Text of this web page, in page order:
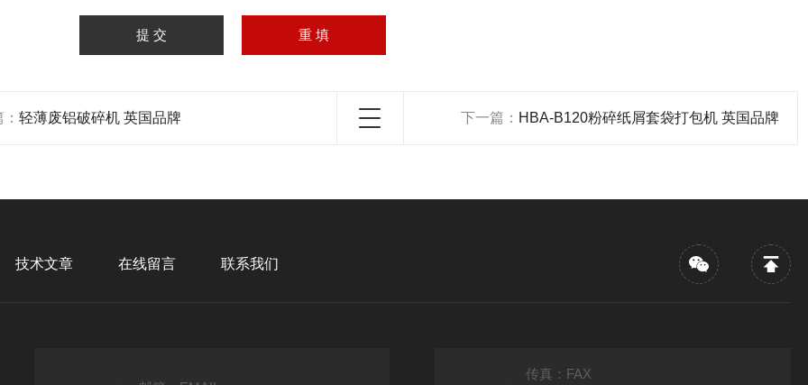
轻薄废铝破碎机 英国品牌 下一篇： HBA-B120粉碎纸屑套袋打包机 英国品牌
技术文章 在线留言 联系我们
传真：FAX